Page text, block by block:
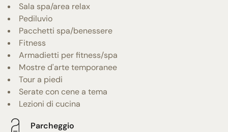
Sala spa/area relax
Pediluvio
Pacchetti spa/benessere
Fitness
Armadietti per fitness/spa
Mostre d'arte temporanee
Tour a piedi
Serate con cene a tema
Lezioni di cucina
Parcheggio